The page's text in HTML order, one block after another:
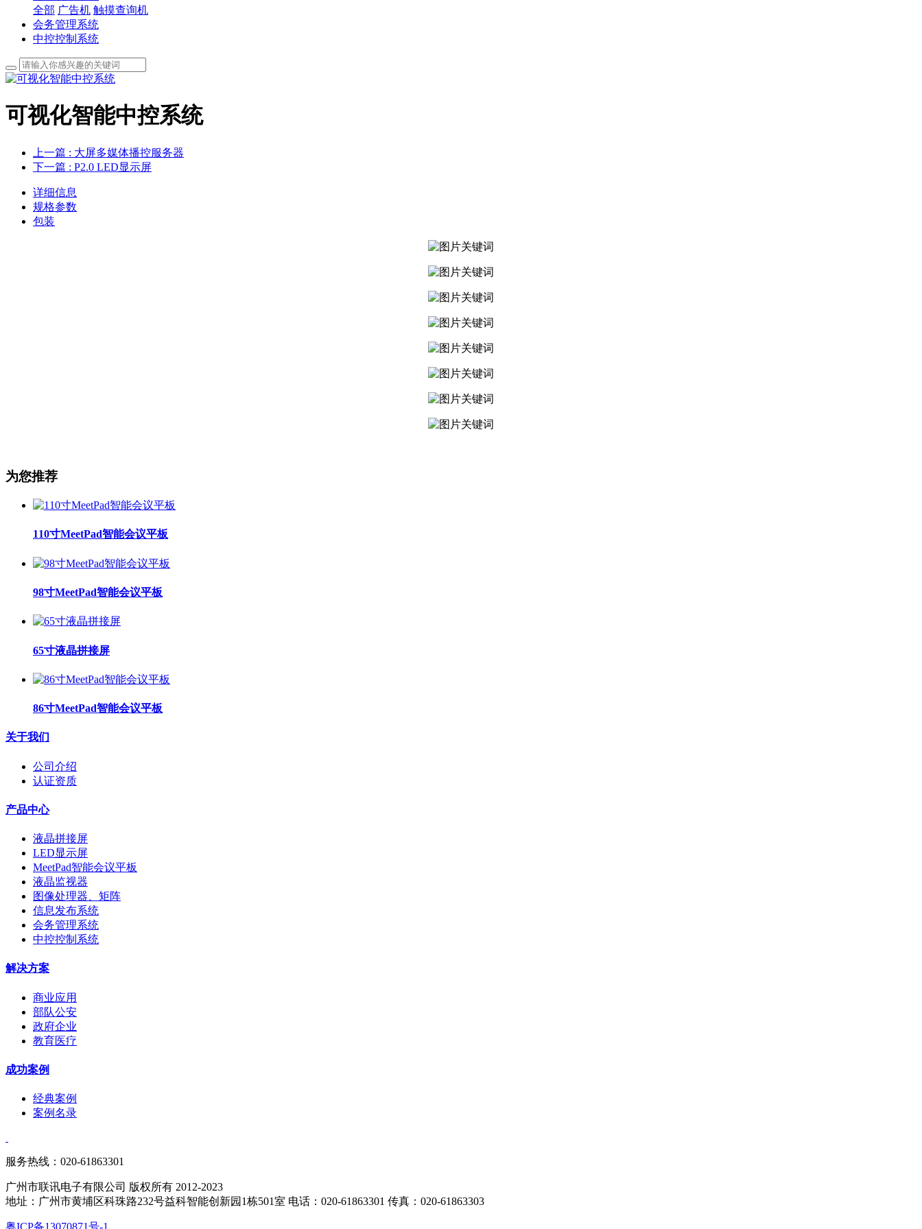
全部 广告机 触摸查询机
会务管理系统
中控控制系统
可视化智能中控系统
上一篇 : 大屏多媒体播控服务器
下一篇 : P2.0 LED显示屏
详细信息
规格参数
包装
为您推荐
110寸MeetPad智能会议平板
98寸MeetPad智能会议平板
65寸液晶拼接屏
86寸MeetPad智能会议平板
关于我们
公司介绍
认证资质
产品中心
液晶拼接屏
LED显示屏
MeetPad智能会议平板
液晶监视器
图像处理器、矩阵
信息发布系统
会务管理系统
中控控制系统
解决方案
商业应用
部队公安
政府企业
教育医疗
成功案例
经典案例
案例名录
服务热线：020-61863301
广州市联讯电子有限公司 版权所有 2012-2023
地址：广州市黄埔区科珠路232号益科智能创新园1栋501室 电话：020-61863301 传真：020-61863303